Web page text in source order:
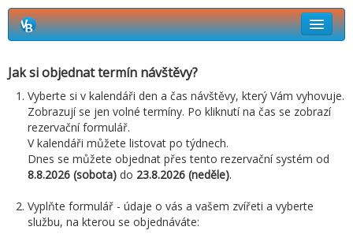
Jak si objednat termín návštěvy?
Jak si objednat termín návštěvy?
Vyberte si v kalendáři den a čas návštěvy, který Vám vyhovuje.
Zobrazují se jen volné termíny. Po kliknutí na čas se zobrazí
rezervační formulář.
V kalendáři můžete listovat po týdnech.
Dnes se můžete objednat přes tento rezervační systém od
8.8.2026 (sobota) do 23.8.2026 (neděle).
Vyplňte formulář - údaje o vás a vašem zvířeti a vyberte
službu, na kterou se objednáváte: